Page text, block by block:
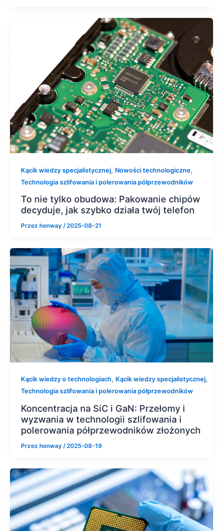
Kącik wiedzy specjalistycznej, Nowości technologiczne,
Technologia szlifowania i polerowania półprzewodników
To nie tylko obudowa: Pakowanie chipów
decyduje, jak szybko działa twój telefon
Przez honway /2025-08-21
Kącik wiedzy o technologiach, Kącik wiedzy specjalistycznej,
Technologia szlifowania i polerowania półprzewodników
Koncentracja na SiC i GaN: Przełomy i
wyzwania w technologii szlifowania i
polerowania półprzewodników złożonych
Przez honway /2025-08-19